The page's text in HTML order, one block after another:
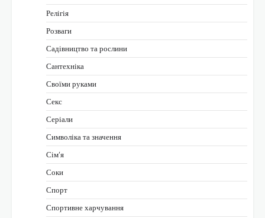
Релігія
Розваги
Садівництво та рослини
Сантехніка
Своїми руками
Секс
Серіали
Символіка та значення
Сім’я
Соки
Спорт
Спортивне харчування